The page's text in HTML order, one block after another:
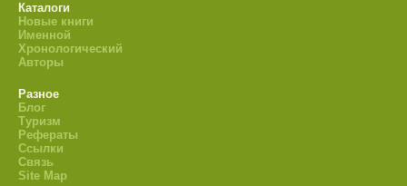
Каталоги
Новые книги
Именной
Хронологический
Авторы
Разное
Блог
Туризм
Рефераты
Ссылки
Связь
Site Map